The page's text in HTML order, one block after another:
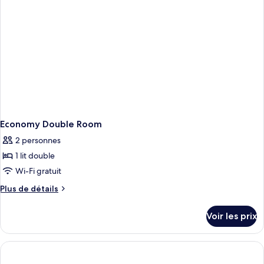
Economy Double Room
2 personnes
1 lit double
Wi-Fi gratuit
Plus de détails
Plus
le
type
de
Voir les prix